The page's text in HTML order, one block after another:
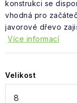
konstrukci se
vhodná pro
javorové dřevo
Více informací
Velikost